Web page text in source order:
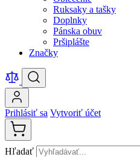
Ruksaky a tašky
Doplnky
Pánska obuv
Pršiplášte
Značky
Prihlásiť sa Vytvoriť účet
Hľadať